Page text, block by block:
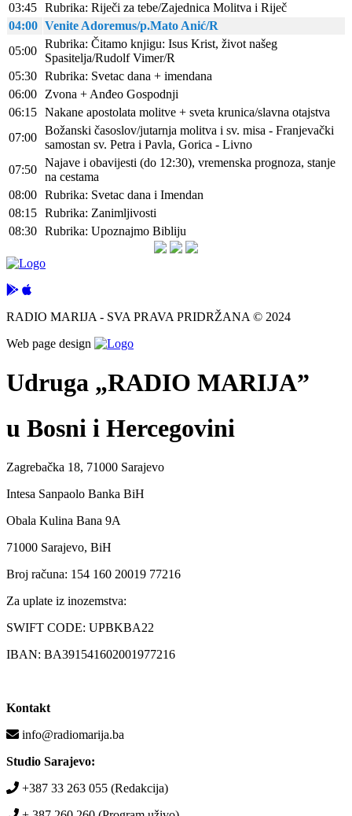
03:45 Rubrika: Riječi za tebe/Zajednica Molitva i Riječ
04:00 Venite Adoremus/p.Mato Anić/R
05:00
Rubrika: Čitamo knjigu: Isus Krist, život našeg
Spasitelja/Rudolf Vimer/R
05:30 Rubrika: Svetac dana + imendana
06:00
Zvona + Anđeo Gospodnji
06:15 Nakane apostolata molitve + sveta krunica/slavna otajstva
07:00
Božanski časoslov/jutarnja molitva i sv. misa - Franjevački
samostan sv. Petra i Pavla, Gorica - Livno
07:50
Najave i obavijesti (do 12:30), vremenska prognoza, stanje
na cestama
08:00 Rubrika: Svetac dana i Imendan
08:15 Rubrika: Zanimljivosti
08:30 Rubrika: Upoznajmo Bibliju
RADIO MARIJA - SVA PRAVA PRIDRŽANA © 2024
Web page design
Udruga „RADIO MARIJA”
u Bosni i Hercegovini
Zagrebačka 18, 71000 Sarajevo
Intesa Sanpaolo Banka BiH
Obala Kulina Bana 9A
71000 Sarajevo, BiH
Broj računa: 154 160 20019 77216
Za uplate iz inozemstva:
SWIFT CODE: UPBKBA22
IBAN: BA391541602001977216
Kontakt
info@radiomarija.ba
Studio Sarajevo:
+387 33 263 055 (Redakcija)